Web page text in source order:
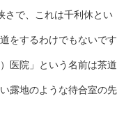
で、これは千利休とい
をするわけでもないです
医院」という名前は茶道
露地のような待合室の先